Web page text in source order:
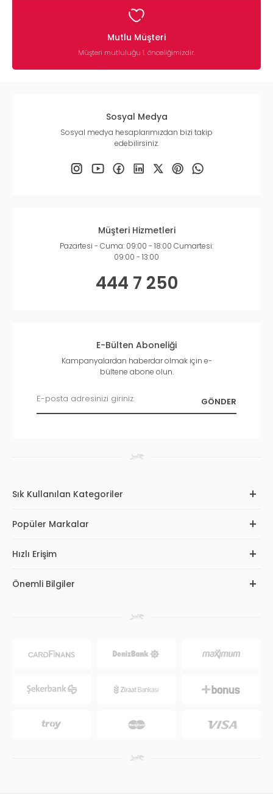
Mutlu Müşteri
Müşteri mutluluğu 1. önceliğimizdir.
Sosyal Medya
Sosyal medya hesaplarımızdan bizi takip
edebilirsiniz.
Müşteri Hizmetleri
Pazartesi - Cuma: 09:00 - 18:00 Cumartesi:
09:00 - 13:00
444 7 250
E-Bülten Aboneliği
Kampanyalardan haberdar olmak için e-
bültene abone olun.
Sık Kullanılan Kategoriler
Popüler Markalar
Hızlı Erişim
Önemli Bilgiler